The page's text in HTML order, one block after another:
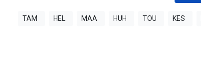
TAM HEL MAA HUH TOU KES